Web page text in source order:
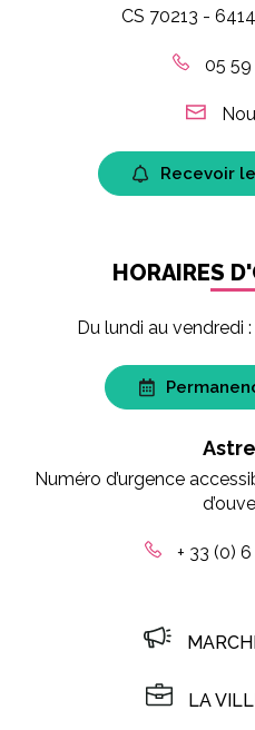
CS 70213 -
05 59
Recevoir
HORAIRES
Du lundi au vendredi
Numéro d’urgence
+ 33 (0)
LA